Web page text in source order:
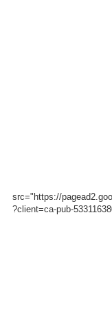
src="https://
?client=ca-pub-